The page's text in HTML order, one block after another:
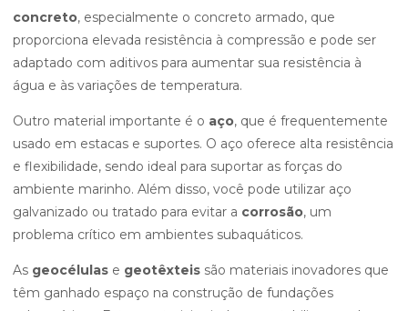
concreto, especialmente o concreto armado, que
proporciona elevada resistência à compressão e pode ser
adaptado com aditivos para aumentar sua resistência à
água e às variações de temperatura.
Outro material importante é o aço, que é frequentemente
usado em estacas e suportes. O aço oferece alta resistência
e flexibilidade, sendo ideal para suportar as forças do
ambiente marinho. Além disso, você pode utilizar aço
galvanizado ou tratado para evitar a corrosão, um
problema crítico em ambientes subaquáticos.
As geocélulas e geotêxteis são materiais inovadores que
têm ganhado espaço na construção de fundações